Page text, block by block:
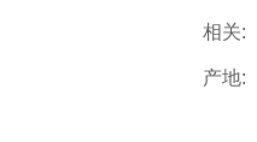
相关:
产地: